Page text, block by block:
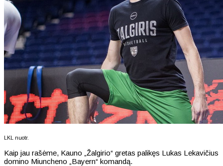
LKL nuotr.
Kaip jau rašėme, Kauno „Žalgirio“ gretas palikęs Lukas Lekavičius
domino Miuncheno „Bayern“ komandą.